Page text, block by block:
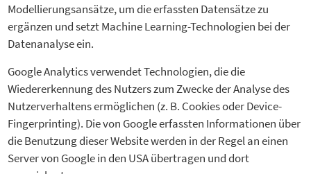
Modellierungsansätze, um die erfassten Datensätze zu
ergänzen und setzt Machine Learning-Technologien bei der
Datenanalyse ein.
Google Analytics verwendet Technologien, die die
Wiedererkennung des Nutzers zum Zwecke der Analyse des
Nutzerverhaltens ermöglichen (z. B. Cookies oder Device-
Fingerprinting). Die von Google erfassten Informationen über
die Benutzung dieser Website werden in der Regel an einen
Server von Google in den USA übertragen und dort